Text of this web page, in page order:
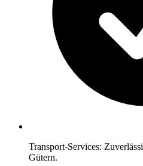
Transport-Services:
Gütern.